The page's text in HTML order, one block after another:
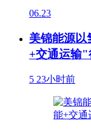
06.23
美锦能源
+交通运输"
5 23小时前